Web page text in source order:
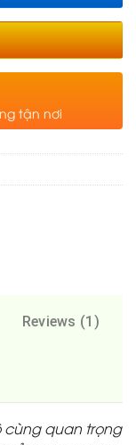
tận nơi
Reviews (1)
cùng quan trọng